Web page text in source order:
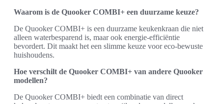
Waarom is de Quooker COMBI+ een duurzame keuze?
De Quooker COMBI+ is een duurzame keukenkraan die niet
alleen waterbesparend is, maar ook energie-efficiëntie
bevordert. Dit maakt het een slimme keuze voor eco-bewuste
huishoudens.
Hoe verschilt de Quooker COMBI+ van andere Quooker
modellen?
De Quooker COMBI+ biedt een combinatie van direct